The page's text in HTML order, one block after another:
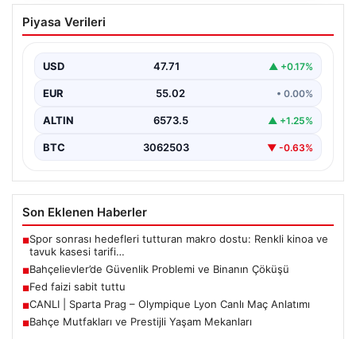
Bahçelievler’de Güvenlik Problemi ve
Binanın Çöküşü
Mahallesi Taşova Sokak'ta korkutucu bir olay yaşandı.
Yaklaşık 38…
Piyasa Verileri
USD 47.71 ▲ +0.17%
EUR 55.02 • 0.00%
ALTIN 6573.5 ▲ +1.25%
BTC 3062503 ▼ -0.63%
Son Eklenen Haberler
■Spor sonrası hedefleri tutturan makro dostu: Renkli kinoa ve
tavuk kasesi tarifi…
■Bahçelievler’de Güvenlik Problemi ve Binanın Çöküşü
■Fed faizi sabit tuttu
■CANLI | Sparta Prag – Olympique Lyon Canlı Maç Anlatımı
■Bahçe Mutfakları ve Prestijli Yaşam Mekanları